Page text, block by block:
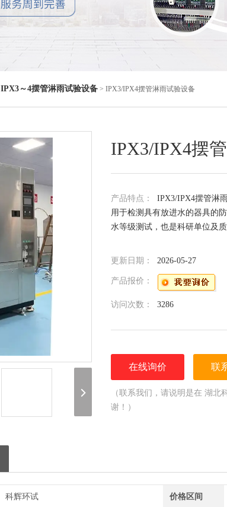
IPX3～4摆管淋雨试验设备 > IPX3/IPX4摆管淋雨试验设备
IPX3/IPX4摆
产品特点： IPX3/IPX4摆管淋
用于检测具有放进水的器具的
水等级测试，也是科研单位及
更新日期： 2026-05-27
产品报价：
访问次数： 3286
在线询价 联
（联系我们，请说明是在 湖
谢！）
科辉环试 价格区间